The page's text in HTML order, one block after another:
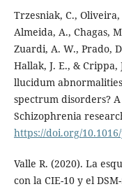
Trzesniak, C.,
Almeida, A., Chagas,
Zuardi, A. W., Prado,
Hallak, J. E., &
llucidum
spectrum disorders?
Schizophrenia
https://doi.org/
Valle R. (2020). La
con la CIE-10 y el